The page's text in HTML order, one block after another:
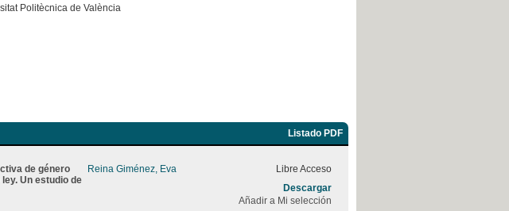
Politècnica de València
Listado PDF
de género
Un estudio de
Reina Giménez, Eva
Libre Acceso
Descargar
Añadir a Mi selección